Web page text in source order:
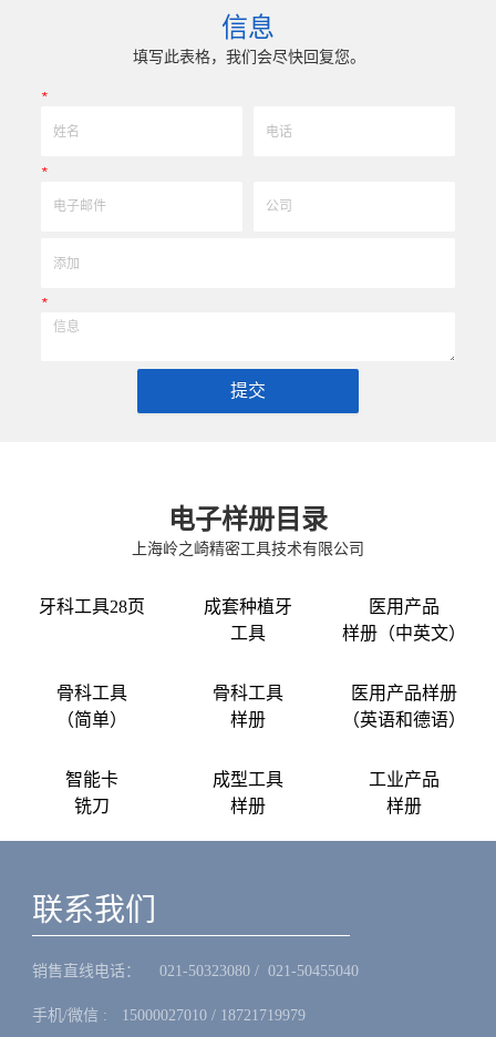
，依圖依樣現生產，具有極強的性價比 ……
任意定制各种牙科种植工具部件
信息
填写此表格，我们会尽快回复您。
*
*
*
提交
电子样册目录
上海岭之崎精密工具技术有限公司
牙科工具28页
成套种植牙
工具
医用产品
样册（中英文）
骨科工具
（简单）
骨科工具
样册
医用产品样册
（英语和德语）
智能卡
铣刀
成型工具
样册
工业产品
样册
联系我们
销售直线电话：ㅤ 021-50323080 / 021-50455040
手机/微信 :ㅤ15000027010 / 18721719979